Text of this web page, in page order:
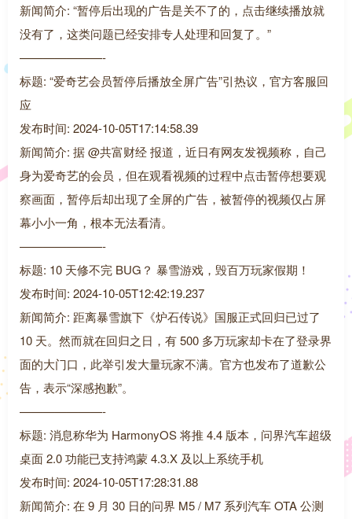
新闻简介: “暂停后出现的广告是关不了的，点击继续播放就
没有了，这类问题已经安排专人处理和回复了。”
———————-
标题: “爱奇艺会员暂停后播放全屏广告”引热议，官方客服回
应
发布时间: 2024-10-05T17:14:58.39
新闻简介: 据 @共富财经 报道，近日有网友发视频称，自己
身为爱奇艺的会员，但在观看视频的过程中点击暂停想要观
察画面，暂停后却出现了全屏的广告，被暂停的视频仅占屏
幕小小一角，根本无法看清。
———————-
标题: 10 天修不完 BUG？ 暴雪游戏，毁百万玩家假期！
发布时间: 2024-10-05T12:42:19.237
新闻简介: 距离暴雪旗下《炉石传说》国服正式回归已过了
10 天。然而就在回归之日，有 500 多万玩家却卡在了登录界
面的大门口，此举引发大量玩家不满。官方也发布了道歉公
告，表示“深感抱歉”。
———————-
标题: 消息称华为 HarmonyOS 将推 4.4 版本，问界汽车超级
桌面 2.0 功能已支持鸿蒙 4.3.X 及以上系统手机
发布时间: 2024-10-05T17:28:31.88
新闻简介: 在 9 月 30 日的问界 M5 / M7 系列汽车 OTA 公测